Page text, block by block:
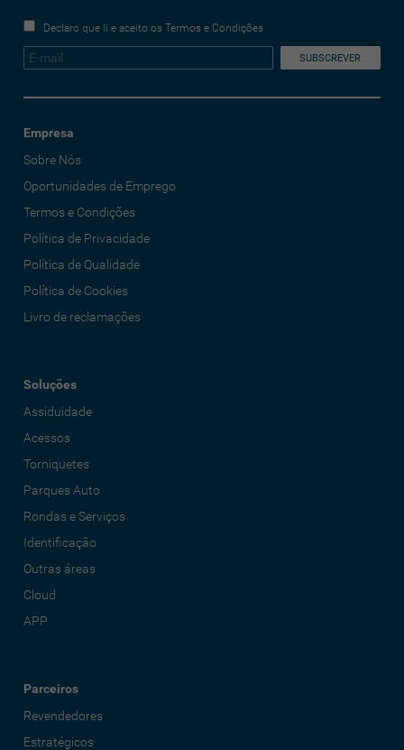
Declaro que li e aceito os Termos e Condições
Empresa
Sobre Nós
Oportunidades de Emprego
Termos e Condições
Política de Privacidade
Política de Qualidade
Política de Cookies
Livro de reclamações
Soluções
Assiduidade
Acessos
Torniquetes
Parques Auto
Rondas e Serviços
Identificação
Outras áreas
Cloud
APP
Parceiros
Revendedores
Estratégicos